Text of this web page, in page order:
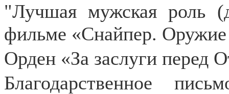
"Лучшая мужская роль
фильме «Снайпер. Оружие
Орден «За заслуги перед
Благодарственное